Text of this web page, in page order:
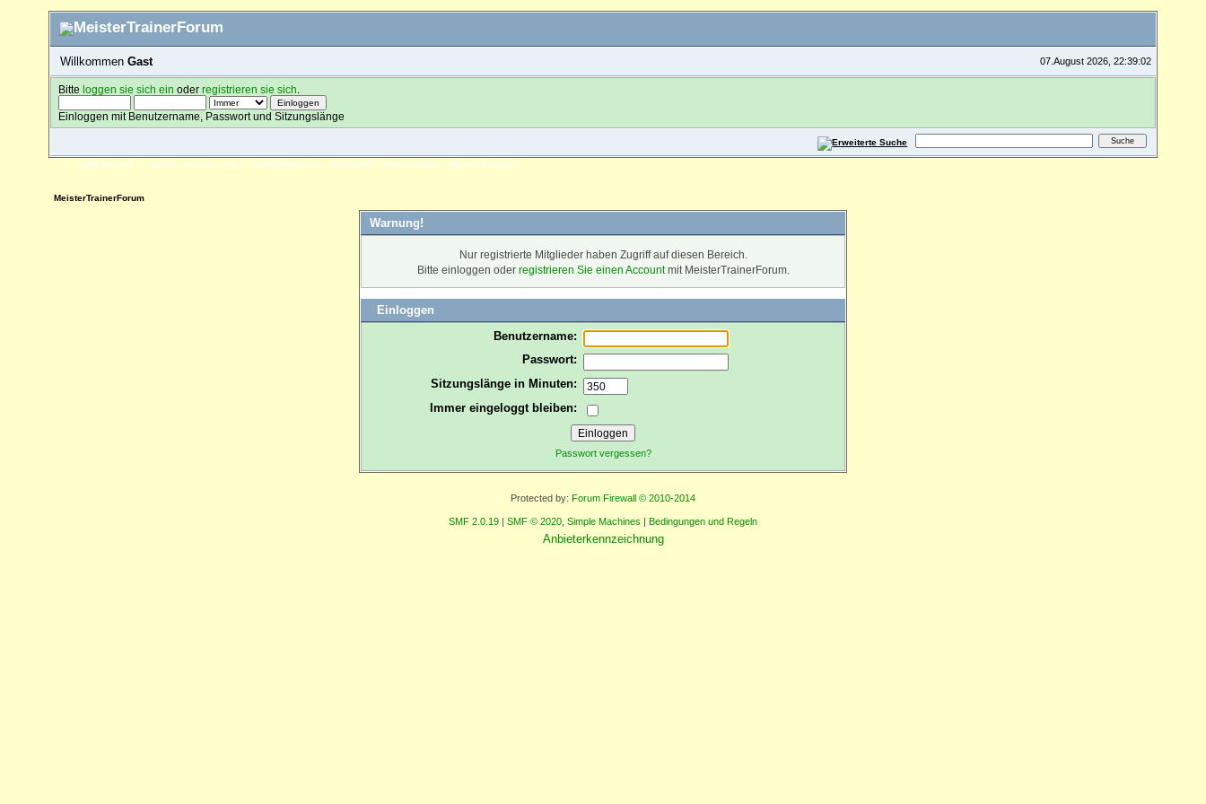
07.August 2026, 22:39:02
WillkommenGast
Bitte loggen sie sich ein oder registrieren sie sich
Einloggen mit Benutzername, Passwort und Sitzungslänge
ÜBERSICHT HILFE SUCHE FAQ FORENREGELN SPENDEN EINLOGGEN REGISTRIEREN
MeisterTrainerForum
Warnung!
Nur registrierte Mitglieder haben Zugriff auf diesen Bereich.
Bitte einloggen oder registrieren Sie einen Accountmit MeisterTrainerForum.
Einloggen
Benutzername:
Passwort:
Sitzungslänge in Minuten:
Immer eingeloggt bleiben:
Passwort vergessen?
Protected by: Forum Firewall © 2010-2014
SMF 2.0.19 | SMF © 2020 Simple Machines | Bedingungen und Regeln
Anbieterkennzeichnung